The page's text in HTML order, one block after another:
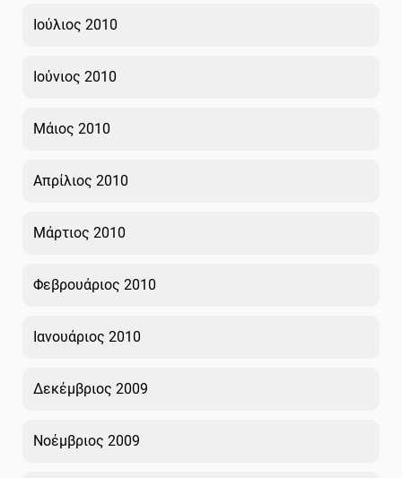
Ιούλιος 2010
Ιούνιος 2010
Μάιος 2010
Απρίλιος 2010
Μάρτιος 2010
Φεβρουάριος 2010
Ιανουάριος 2010
Δεκέμβριος 2009
Νοέμβριος 2009